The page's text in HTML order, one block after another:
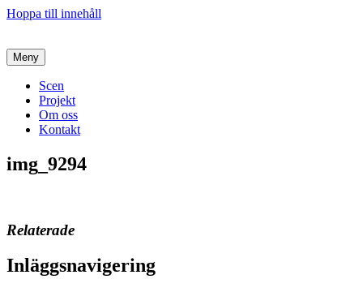
Hoppa till innehåll
Meny
Scen
Projekt
Om oss
Kontakt
img_9294
Relaterade
Inläggsnavigering